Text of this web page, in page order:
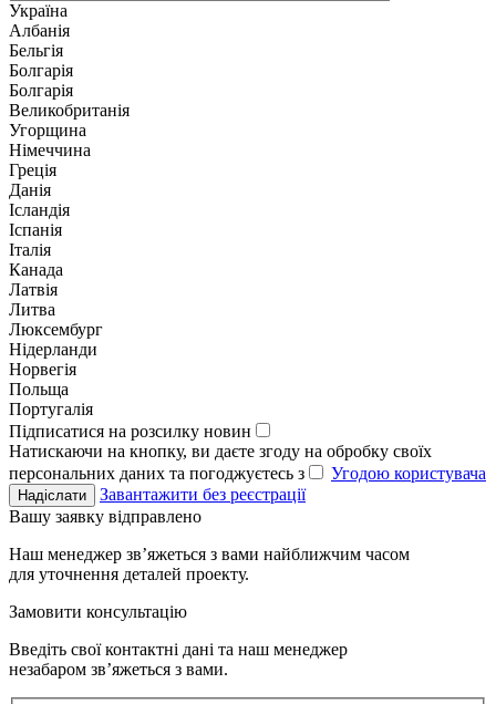
Україна
Албанія
Бельгія
Болгарія
Болгарія
Великобританія
Угорщина
Німеччина
Греція
Данія
Ісландія
Іспанія
Італія
Канада
Латвія
Литва
Люксембург
Нідерланди
Норвегія
Польща
Португалія
Підписатися на розсилку новин
Натискаючи на кнопку, ви даєте згоду на обробку своїх
персональних даних та погоджуєтесь з
Угодою користувача
Надіслати
Завантажити без реєстрації
Вашу заявку відправлено
Наш менеджер зв’яжеться з вами найближчим часом
для уточнення деталей проекту.
Замовити консультацію
Введіть свої контактні дані та наш менеджер
незабаром зв’яжеться з вами.